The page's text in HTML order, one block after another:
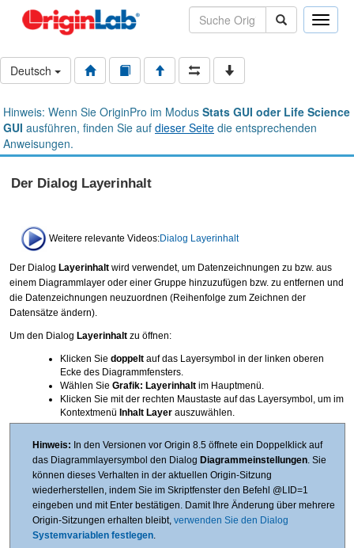
Toggle
Deutsch
Hinweis: Wenn Sie OriginPro im Modus Stats GUI oder Life Science
GUI ausführen, finden Sie auf dieser Seite die entsprechenden
Anweisungen.
Der Dialog Layerinhalt
Weitere relevante Videos:Dialog Layerinhalt
Der Dialog Layerinhalt wird verwendet, um Datenzeichnungen zu bzw. aus
einem Diagrammlayer oder einer Gruppe hinzuzufügen bzw. zu entfernen und
die Datenzeichnungen neuzuordnen (Reihenfolge zum Zeichnen der
Datensätze ändern).
Um den Dialog Layerinhalt zu öffnen:
Klicken Sie doppelt auf das Layersymbol in der linken oberen
Ecke des Diagrammfensters.
Wählen Sie Grafik: Layerinhalt im Hauptmenü.
Klicken Sie mit der rechten Maustaste auf das Layersymbol, um im
Kontextmenü Inhalt Layer auszuwählen.
Hinweis: In den Versionen vor Origin 8.5 öffnete ein Doppelklick auf
das Diagrammlayersymbol den Dialog Diagrammeinstellungen . Sie
können dieses Verhalten in der aktuellen Origin-Sitzung
wiederherstellen, indem Sie im Skriptfenster den Befehl @LID=1
eingeben und mit Enter bestätigen. Damit Ihre Änderung über mehrere
Origin-Sitzungen erhalten bleibt, verwenden Sie den Dialog
Systemvariablen festlegen